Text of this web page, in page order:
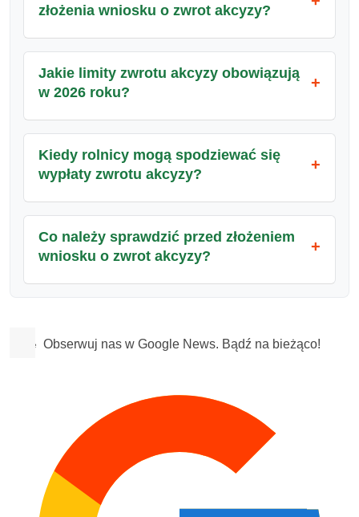
złożenia wniosku o zwrot akcyzy?
Jakie limity zwrotu akcyzy obowiązują
w 2026 roku?
Kiedy rolnicy mogą spodziewać się
wypłaty zwrotu akcyzy?
Co należy sprawdzić przed złożeniem
wniosku o zwrot akcyzy?
Obserwuj nas w Google News. Bądź na bieżąco!